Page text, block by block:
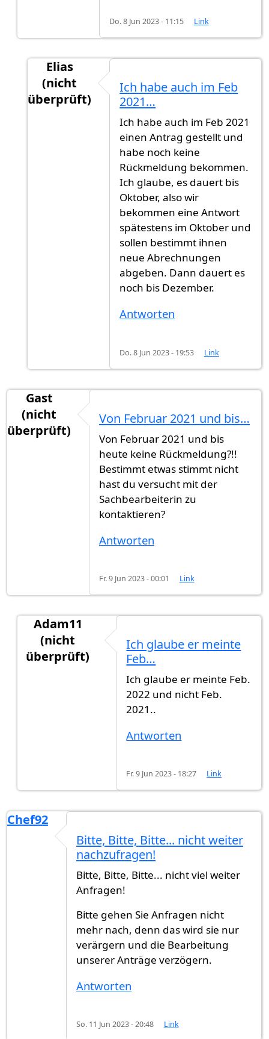
Do. 8 Jun 2023 - 11:15 Link
Elias
(nicht
überprüft)
Feb. 2022 keine Rückmeldungen
Ich habe auch im Feb
2021…
Ich habe auch im Feb 2021
einen Antrag gestellt und
habe noch keine
Rückmeldung bekommen.
Ich glaube, es dauert bis
Oktober, also wir
bekommen eine Antwort
spätestens im Oktober und
sollen bestimmt ihnen
neue Abrechnungen
abgeben. Dann dauert es
noch bis Dezember.
Antworten
Do. 8 Jun 2023 - 19:53 Link
Gast
(nicht
überprüft)
Von Februar 2021 und bis…
Von Februar 2021 und bis
heute keine Rückmeldung?!!
Bestimmt etwas stimmt nicht
hast du versucht mit der
Sachbearbeiterin zu
kontaktieren?
Antworten
Fr. 9 Jun 2023 - 00:01 Link
Adam11
(nicht
überprüft)
Von Februar 2021 und bis… von
Ich glaube er meinte
Feb…
Ich glaube er meinte Feb.
2022 und nicht Feb.
2021..
Antworten
Fr. 9 Jun 2023 - 18:27 Link
Chef92
Bitte, Bitte, Bitte... nicht weiter
nachzufragen!
Bitte, Bitte, Bitte... nicht viel weiter
Anfragen!
Bitte gehen Sie Anfragen nicht
mehr nach, denn das wird sie nur
verärgern und die Bearbeitung
unserer Anträge verzögern.
Antworten
So. 11 Jun 2023 - 20:48 Link